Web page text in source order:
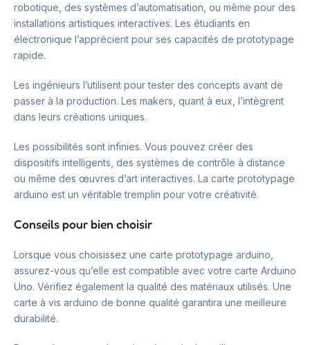
robotique, des systèmes d’automatisation, ou même pour des
installations artistiques interactives. Les étudiants en
électronique l’apprécient pour ses capacités de prototypage
rapide.
Les ingénieurs l’utilisent pour tester des concepts avant de
passer à la production. Les makers, quant à eux, l’intègrent
dans leurs créations uniques.
Les possibilités sont infinies. Vous pouvez créer des
dispositifs intelligents, des systèmes de contrôle à distance
ou même des œuvres d’art interactives. La carte prototypage
arduino est un véritable tremplin pour votre créativité.
Conseils pour bien choisir
Lorsque vous choisissez une carte prototypage arduino,
assurez-vous qu’elle est compatible avec votre carte Arduino
Uno. Vérifiez également la qualité des matériaux utilisés. Une
carte à vis arduino de bonne qualité garantira une meilleure
durabilité.